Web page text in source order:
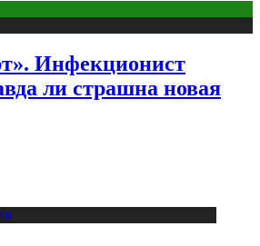
Инфекционист
ли страшна новая